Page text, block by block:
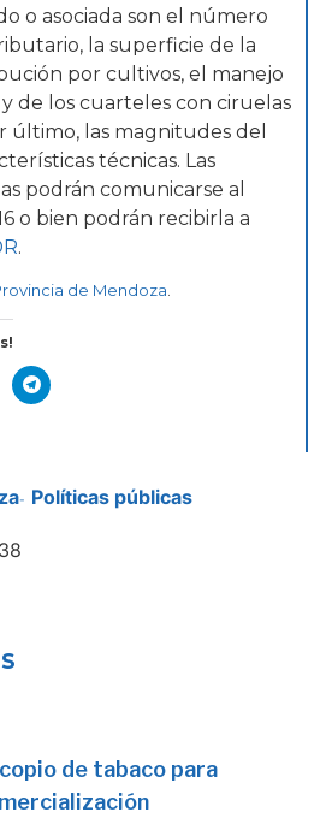
o asociada son el número
la superficie de la
por cultivos, el manejo
de los cuarteles con ciruelas
último, las magnitudes del
técnicas. Las
podrán comunicarse al
o bien podrán recibirla a
.
de Mendoza
- Políticas públicas
de tabaco para